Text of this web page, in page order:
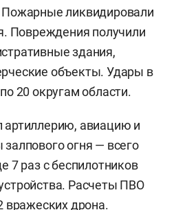
ликвидировали
Повреждения получили
здания,
объекты. Удары в
20 округам области.
артиллерию, авиацию и
огня — всего
7 раз с беспилотников
Расчеты ПВО
вражеских дрона.